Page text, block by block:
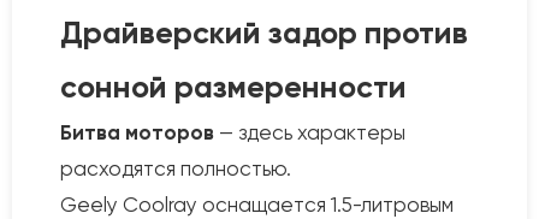
Драйверский задор против
сонной размеренности
Битва моторов — здесь характеры
расходятся полностью.
Geely Coolray оснащается 1.5-литровым